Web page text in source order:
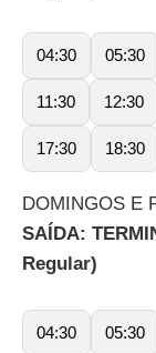
04:30 05:30
11:30 12:30
17:30 18:30
DOMINGOS E
SAÍDA:
Regular)
04:30 05:30